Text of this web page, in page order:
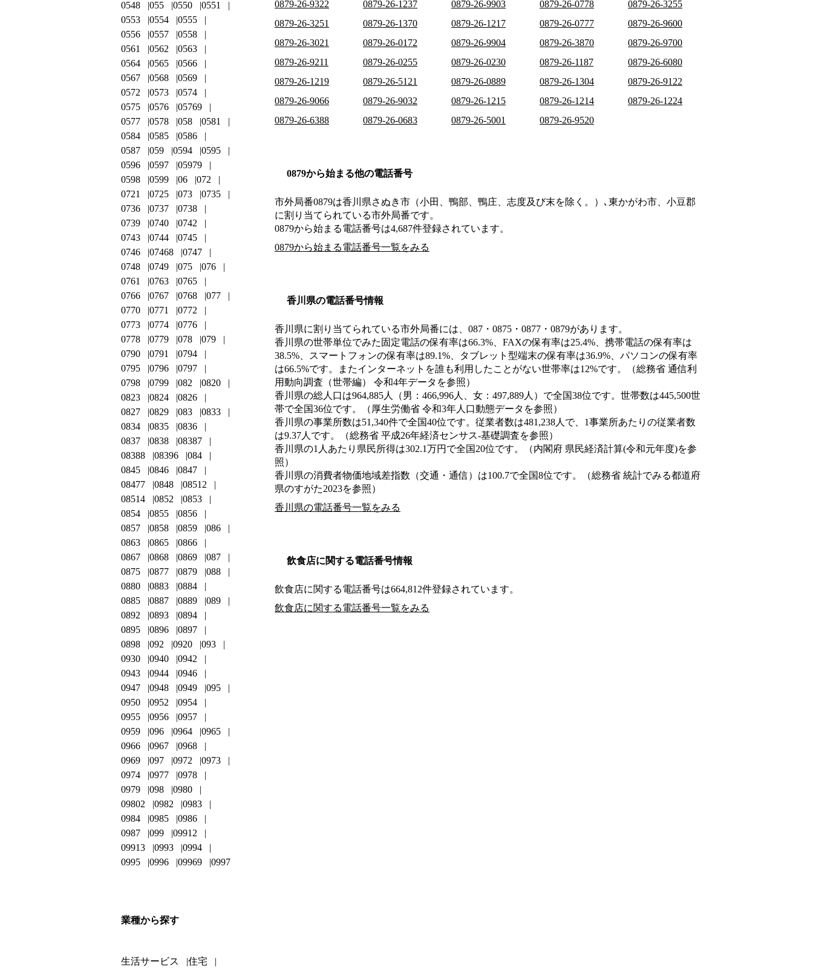
0879-26-9322
0879-26-1237 0879-26-9903 0879-26-0778
0879-26-3255
0879-26-3251
0879-26-1370 0879-26-1217 0879-26-0777
0879-26-9600
0879-26-3021
0879-26-0172 0879-26-9904 0879-26-3870
0879-26-9700
0879-26-9211
0879-26-0255 0879-26-0230 0879-26-1187
0879-26-6080
0879-26-1219
0879-26-5121 0879-26-0889 0879-26-1304
0879-26-9122
0879-26-9066
0879-26-9032 0879-26-1215 0879-26-1214
0879-26-1224
0879-26-6388
0879-26-0683 0879-26-5001 0879-26-9520
0879から始まる他の電話番号
市外局番0879は香川県さぬき市（小田、鴨部、鴨庄、志度及び末を除く。）､東かがわ市、小豆郡
に割り当てられている市外局番です。
0879から始まる電話番号は4,687件登録されています。
0879から始まる電話番号一覧をみる
香川県の電話番号情報
香川県に割り当てられている市外局番には、087・0875・0877・0879があります。
香川県の世帯単位でみた固定電話の保有率は66.3%、FAXの保有率は25.4%、携帯電話の保有率は
38.5%、スマートフォンの保有率は89.1%、タブレット型端末の保有率は36.9%、パソコンの保有率
は66.5%です。またインターネットを誰も利用したことがない世帯率は12%です。（総務省 通信利
用動向調査（世帯編） 令和4年データを参照）
香川県の総人口は964,885人（男：466,996人、女：497,889人）で全国38位です。世帯数は445,500世
帯で全国36位です。（厚生労働省 令和3年人口動態データを参照）
香川県の事業所数は51,340件で全国40位です。従業者数は481,238人で、1事業所あたりの従業者数
は9.37人です。（総務省 平成26年経済センサス‐基礎調査を参照）
香川県の1人あたり県民所得は302.1万円で全国20位です。（内閣府 県民経済計算(令和元年度)を参
照）
香川県の消費者物価地域差指数（交通・通信）は100.7で全国8位です。（総務省 統計でみる都道府
県のすがた2023を参照）
香川県の電話番号一覧をみる
飲食店に関する電話番号情報
飲食店に関する電話番号は664,812件登録されています。
飲食店に関する電話番号一覧をみる
0548
055 0550
0551
0553
0554
0555
0556
0557
0558
0561
0562
0563
0564
0565
0566
0567
0568
0569
0572
0573
0574
0575
0576
05769
0577
0578 058
0581
0584
0585
0586
0587
059 0594
0595
0596
0597
05979
0598
0599 06
072
0721
0725 073
0735
0736
0737
0738
0739
0740
0742
0743
0744
0745
0746
07468
0747
0748
0749 075
076
0761
0763
0765
0766
0767 0768
077
0770
0771
0772
0773
0774
0776
0778
0779 078
079
0790
0791
0794
0795
0796
0797
0798
0799 082
0820
0823
0824
0826
0827
0829 083
0833
0834
0835
0836
0837
0838
08387
08388
08396
084
0845
0846
0847
08477
0848
08512
08514
0852
0853
0854
0855
0856
0857
0858 0859
086
0863
0865
0866
0867
0868 0869
087
0875
0877 0879
088
0880
0883
0884
0885
0887 0889
089
0892
0893
0894
0895
0896
0897
0898
092 0920
093
0930
0940
0942
0943
0944
0946
0947
0948 0949
095
0950
0952
0954
0955
0956
0957
0959
096 0964
0965
0966
0967
0968
0969
097 0972
0973
0974
0977
0978
0979
098
0980
09802
0982
0983
0984
0985
0986
0987
099
09912
09913
0993
0994
0995
0996 09969 0997
業種から探す
生活サービス 住宅